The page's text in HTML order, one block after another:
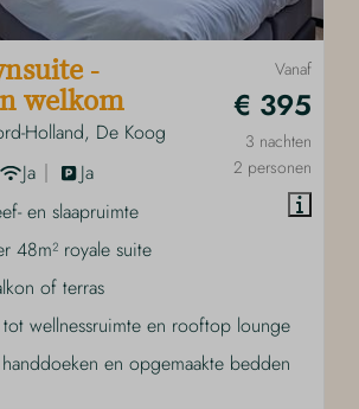
Vanaf
€ 395
3 nachten
2 personen
-
welkom
Holland, De Koog
Ja
Ja
en slaapruimte
48m² royale suite
of terras
tot wellnessruimte en rooftop lounge
en opgemaakte bedden